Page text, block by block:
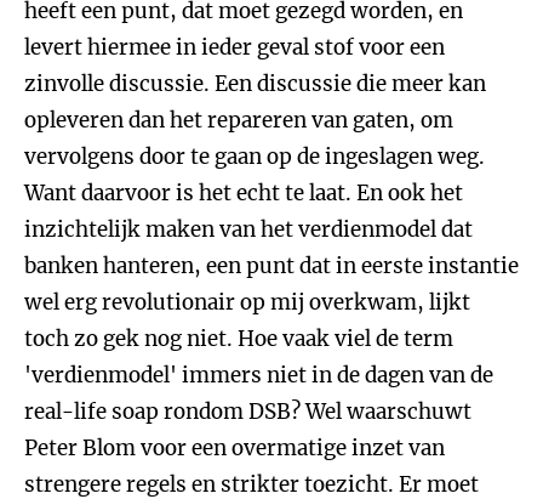
heeft een punt, dat moet gezegd worden, en
levert hiermee in ieder geval stof voor een
zinvolle discussie. Een discussie die meer kan
opleveren dan het repareren van gaten, om
vervolgens door te gaan op de ingeslagen weg.
Want daarvoor is het echt te laat. En ook het
inzichtelijk maken van het verdienmodel dat
banken hanteren, een punt dat in eerste instantie
wel erg revolutionair op mij overkwam, lijkt
toch zo gek nog niet. Hoe vaak viel de term
'verdienmodel' immers niet in de dagen van de
real-life soap rondom DSB? Wel waarschuwt
Peter Blom voor een overmatige inzet van
strengere regels en strikter toezicht. Er moet